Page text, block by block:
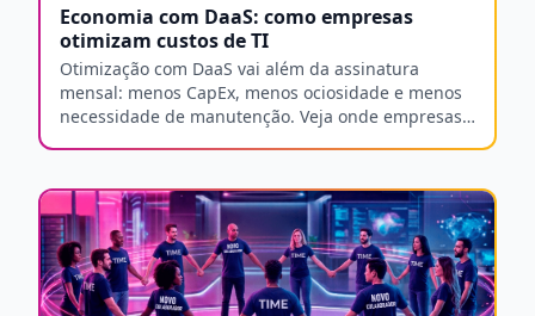
Economia com DaaS: como empresas
otimizam custos de TI
Otimização com DaaS vai além da assinatura
mensal: menos CapEx, menos ociosidade e menos
necessidade de manutenção. Veja onde empresas